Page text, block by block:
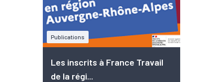
Publications
Les inscrits à France Travail
de la régi...